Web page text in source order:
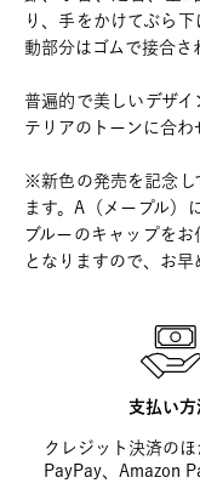
り、手をかけてぶら
動部分はゴムで接合さ
普遍的で美しいデザ
テリアのトーンに合わ
※新色の発売を記念し
ます。A（メープル）
ブルーのキャップを
となりますので、お早
支払い方
クレジット決済のほ
PayPay、Amazon